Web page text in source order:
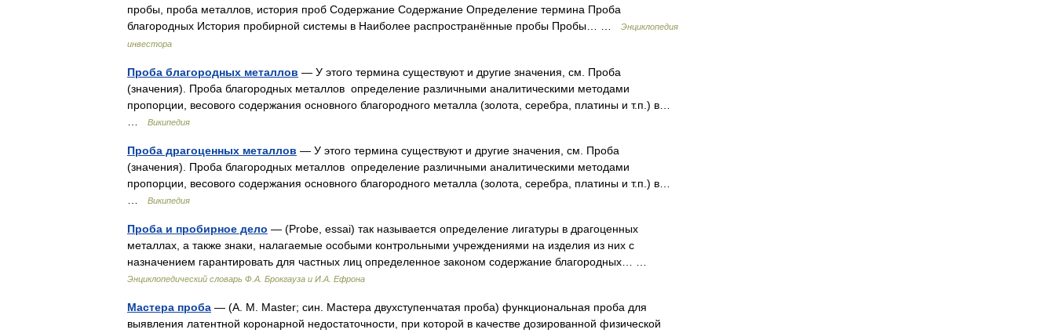
пробы, проба металлов, история проб Содержание Содержание Определение термина Проба
благородных История пробирной системы в Наиболее распространённые пробы Пробы… …
Энциклопедия
инвестора
Проба благородных металлов — У этого термина существуют и другие значения, см. Проба
(значения). Проба благородных металлов определение различными аналитическими методами
пропорции, весового содержания основного благородного металла (золота, серебра, платины и т.п.) в…
Википедия
Проба драгоценных металлов — У этого термина существуют и другие значения, см. Проба
(значения). Проба благородных металлов определение различными аналитическими методами
пропорции, весового содержания основного благородного металла (золота, серебра, платины и т.п.) в…
Википедия
Проба и пробирное дело — (Probe, essai) так называется определение лигатуры в драгоценных
металлах, а также знаки, налагаемые особыми контрольными учреждениями на изделия из них с
назначением гарантировать для частных лиц определенное законом содержание благородных… …
Энциклопедический словарь Ф.А. Брокгауза и И.А. Ефрона
Мастера проба — (А. М. Master; син. Мастера двухступенчатая проба) функциональная проба для
выявления латентной коронарной недостаточности, при которой в качестве дозированной физической